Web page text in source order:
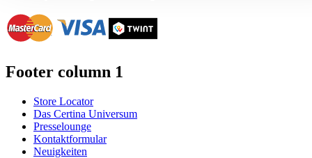
Footer column 1
Store Locator
Das Certina Universum
Presselounge
Kontaktformular
Neuigkeiten